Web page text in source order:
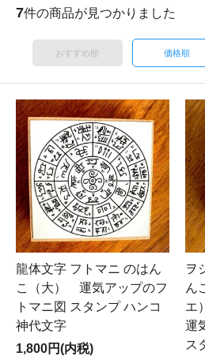
7件の商品が見つかりました
おすすめ順 価格順
龍体文字 フトマニ のはん
こ（大） 運気アップのフ
トマニ図 スタンプ ハンコ
神代文字
1,800円(内税)
ヲ
ん
エ
運
ス